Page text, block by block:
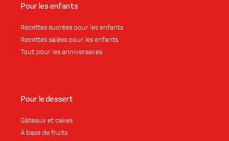
Pour les enfants
Recettes sucrées pour les enfants
Recettes salées pour les enfants
Tout pour les anniversaires
Pour le dessert
Gâteaux et cakes
À base de fruits